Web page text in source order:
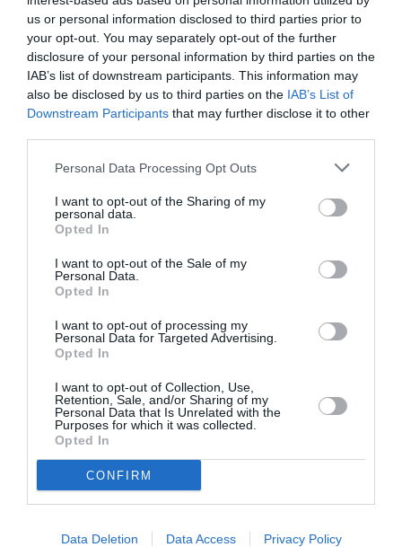
us or personal information disclosed to third parties prior to
your opt-out. You may separately opt-out of the further
disclosure of your personal information by third parties on the
IAB’s list of downstream participants. This information may
also be disclosed by us to third parties on the IAB’s List of
Downstream Participants that may further disclose it to other
Personal Data Processing Opt Outs
I want to opt-out of the Sharing of my
personal data.
Opted In
I want to opt-out of the Sale of my
Personal Data.
Opted In
I want to opt-out of processing my
Personal Data for Targeted Advertising.
Opted In
I want to opt-out of Collection, Use,
Retention, Sale, and/or Sharing of my
Personal Data that Is Unrelated with the
Purposes for which it was collected.
Opted In
CONFIRM
Data Deletion Data Access Privacy Policy
comme, ainsi classés par notre droit consitutionnel,
devront quitter le pays« , délire Saya, expliquant que
les immigrés doivent quitter les poches vides.
« Leurs biens seront saisis et gardés pou r etre
ensuite remis à des citoyens italiens
Le concept est repris dans le programme du PNI, qui
promet «d’empêcher toute nouvelle immigration
de non-italiens et « forcer tous les immigrés non-
quitter le pays . »
Entre-temps Emanuele Fiano, président de la Sécurité
et de la Défense du Parti Démocrate (PD), exige que le
gouvernement intervienne pour empêcher la
propagation des idées qui incitent à la haine raciale.
PD fera une interrogation urgente pour demander au
gouvernement d’accomplir des actes concrets ».
Bien sûr, quand il s’agit de ce personnage, il est
difficile de savoir choisir parmi ses idées, les farces et